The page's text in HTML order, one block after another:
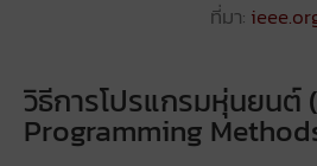
ที่มา:
วิธีการโปรแกรมหุ่นยนต์
Programming